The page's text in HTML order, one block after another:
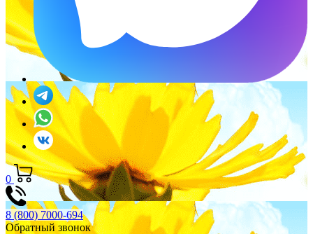
0
8 (800) 7000-694
Обратный звонок